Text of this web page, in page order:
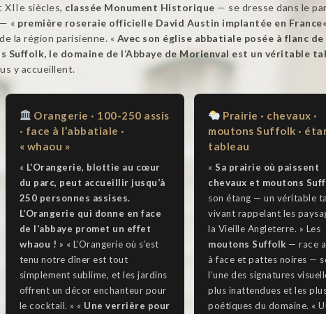
XIIe siècles, classée Monument Historique — se dresse dans le
— « première roseraie officielle David Austin implantée en France
la région parisienne. « Avec son église abbatiale posée à flanc
le domaine de l’Abbaye de Morienval est un véritable
y accueillent.
Orangerie · 100-250 assis
· face à l’abbatiale ·
« whaou »
« L’Orangerie, blottie au cœur
du parc, peut accueillir jusqu’à
250 personnes assises.
L’Orangerie qui donne en face
de l’abbaye promet un effet
whaou ! » « L’Orangerie où s’est
tenu notre dîner est tout
simplement sublime, et les jardins
offrent un décor enchanteur pour
le cocktail. » « Une verrière pour
Prairie · chevaux ·
moutons Suffolk ·
tableau
«Sa prairie où paissent
chevaux et moutons
son étang — un véritable
vivant rappelant les
la Vieille Angleterre. » Les
moutons Suffolk — race
à face et pattes noires —
l’une des signatures
plus inattendues et les
poétiques du domaine. «